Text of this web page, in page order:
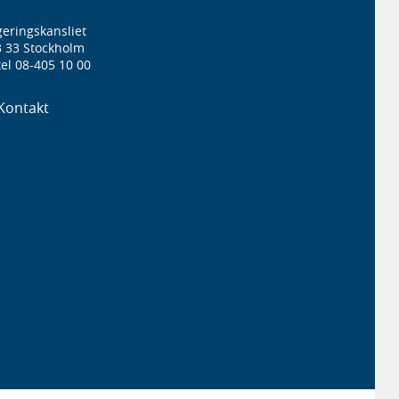
33 Stockholm
08-405 10 00